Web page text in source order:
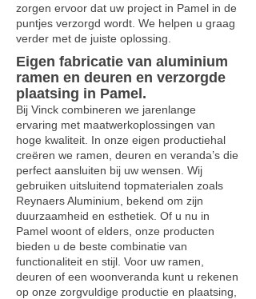
zorgen ervoor dat uw project in Pamel in de
puntjes verzorgd wordt. We helpen u graag
verder met de juiste oplossing.
Eigen fabricatie van aluminium
ramen en deuren en verzorgde
plaatsing in Pamel.
Bij Vinck combineren we jarenlange
ervaring met maatwerkoplossingen van
hoge kwaliteit. In onze eigen productiehal
creëren we ramen, deuren en veranda’s die
perfect aansluiten bij uw wensen. Wij
gebruiken uitsluitend topmaterialen zoals
Reynaers Aluminium, bekend om zijn
duurzaamheid en esthetiek. Of u nu in
Pamel woont of elders, onze producten
bieden u de beste combinatie van
functionaliteit en stijl. Voor uw ramen,
deuren of een woonveranda kunt u rekenen
op onze zorgvuldige productie en plaatsing,